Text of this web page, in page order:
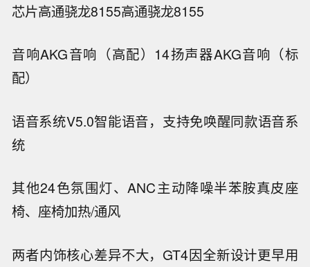
芯片高通骁龙8155高通骁龙8155
音响AKG音响（高配） 14扬声器AKG音响（标
配）
语音系统V5.0智能语音，支持免唤醒同款语音系
统
其他24色氛围灯、ANC主动降噪半苯胺真皮座
椅、座椅加热/通风
两者内饰核心差异不大，GT4因全新设计更早用